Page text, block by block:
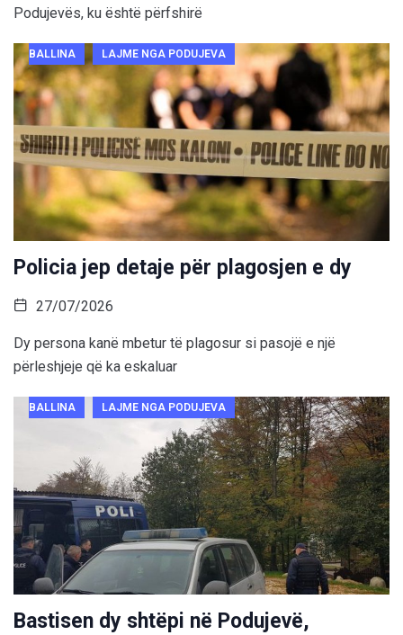
Podujevës, ku është përfshirë
BALLINA LAJME NGA PODUJEVA
Policia jep detaje për plagosjen e dy
27/07/2026
Dy persona kanë mbetur të plagosur si pasojë e një
përleshjeje që ka eskaluar
BALLINA LAJME NGA PODUJEVA
Bastisen dy shtëpi në Podujevë,